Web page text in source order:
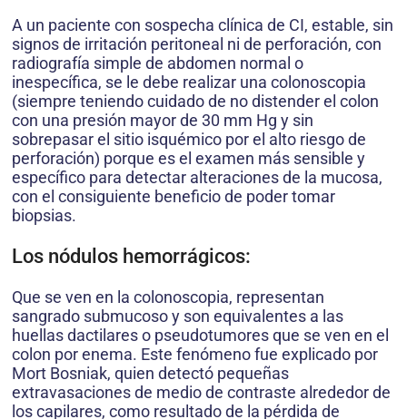
A un paciente con sospecha clínica de CI, estable, sin
signos de irritación peritoneal ni de perforación, con
radiografía simple de abdomen normal o
inespecífica, se le debe realizar una colonoscopia
(siempre teniendo cuidado de no distender el colon
con una presión mayor de 30 mm Hg y sin
sobrepasar el sitio isquémico por el alto riesgo de
perforación) porque es el examen más sensible y
específico para detectar alteraciones de la mucosa,
con el consiguiente beneficio de poder tomar
biopsias.
Los nódulos hemorrágicos:
Que se ven en la colonoscopia, representan
sangrado submucoso y son equivalentes a las
huellas dactilares o pseudotumores que se ven en el
colon por enema. Este fenómeno fue explicado por
Mort Bosniak, quien detectó pequeñas
extravasaciones de medio de contraste alrededor de
los capilares, como resultado de la pérdida de